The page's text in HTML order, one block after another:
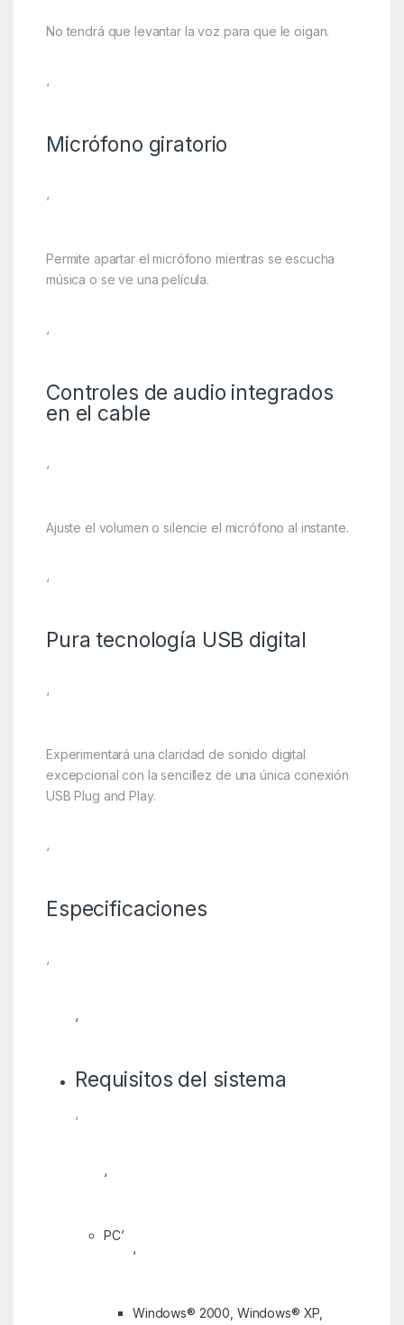
No tendrá que levantar la voz para que le oigan.
‘
Micrófono giratorio
‘
Permite apartar el micrófono mientras se escucha
música o se ve una película.
‘
Controles de audio integrados
en el cable
‘
Ajuste el volumen o silencie el micrófono al instante.
‘
Pura tecnología USB digital
‘
Experimentará una claridad de sonido digital
excepcional con la sencillez de una única conexión
USB Plug and Play.
‘
Especificaciones
‘
‘
Requisitos del sistema
‘
‘
PC’
‘
Windows® 2000, Windows® XP,